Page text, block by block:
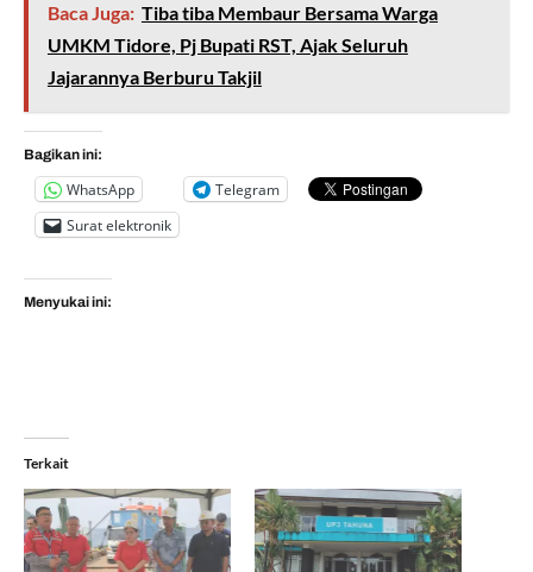
Baca Juga: Tiba tiba Membaur Bersama Warga
UMKM Tidore, Pj Bupati RST, Ajak Seluruh
Jajarannya Berburu Takjil
Bagikan ini:
WhatsApp
Telegram
Surat elektronik
Menyukai ini:
Terkait